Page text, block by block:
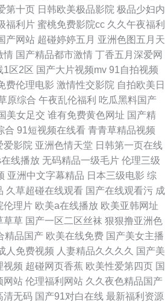
午夜激情 日韩在线论坛色欲AV 国产在线海角
AV青青草原 激情另类qvod 91成人淫淫一区
频 91丝袜人妻 性福福利久久 老司机福利ae入
网 一区二区福利导航在线 久久国产精久久精产
去也com 亚洲五月天中文字幕 日本理论电影院
久福利导航 97干97色 亚洲小说激情 日韩黑丝
亚洲成人av网址 欧美日韩免费做爰视频 国在
爱免费视频 国产三级黄色毛片 91美女蜜桃在
线天 大香蕉久久爱 97超碰免费公并 91视频人
碰情侣 亚洲高清一日视频 色色女人六月 国产
第十页 日韩欧美极品影院 极品少妇内
福利片 蜜桃免费影院cc 久久午夜福利
产网站 超碰婷婷五月 亚洲色图五月天
情 国产精品都市激情 丁香五月深爱网
1区2区 国产大片视频mv 91自拍视频
费伦理电影 激情性交影院 自拍欧美日
原综合 午夜乱伦福利 吃瓜黑料国产
美女足交 谁有免费黄色网址 国产精
合 91短视频在线看 青青草精品视频
爱影院 亚洲色情天堂 日韩第一页在线
线播放 无码精品一级毛片 伦理三级
亚洲中文字幕精品 日本三级电影 综
久草超碰在线观看 国产在线观看污 成
伦理片 欧美a在线播放 欧美亚韩网址
草草 国产一区二区丝袜 狠狠撸亚洲色
精品国产 欧美在线免费 国产美女主播
人免费视频 人妻精品久久久久 国产美
视频 超碰网页香蕉 欧美性爱第四页 国
网站 伦理福利网站 久久夜色精品国产
清无码 国产91对白在线 最新福利资源